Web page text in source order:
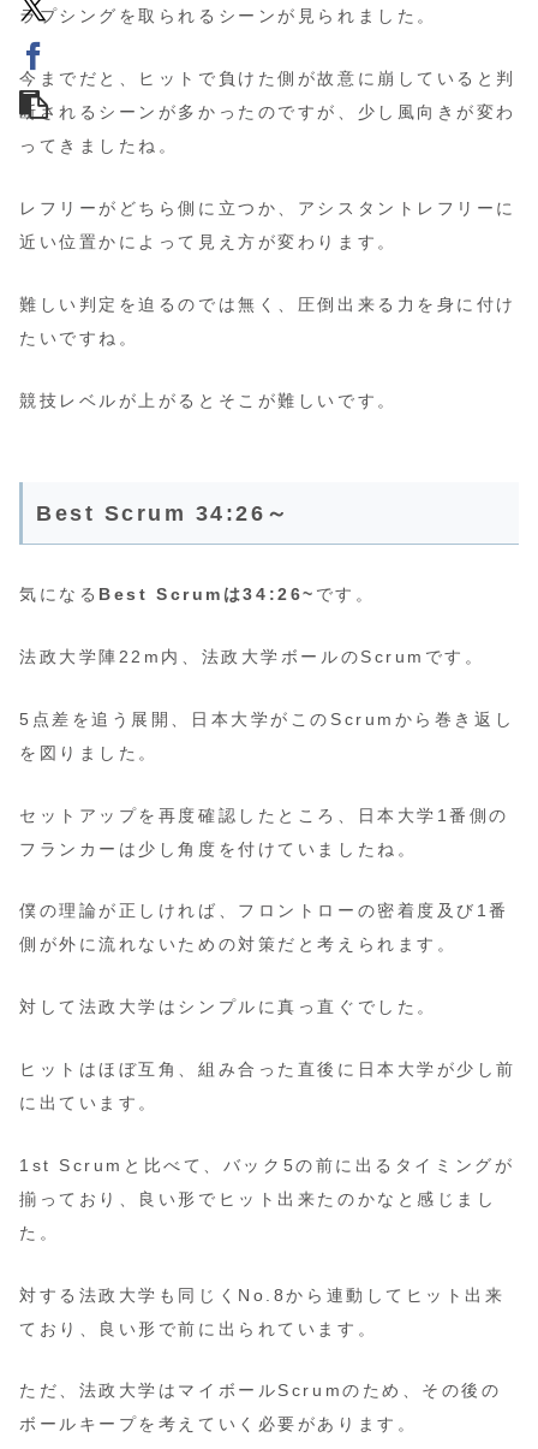
ラプシングを取られるシーンが見られました。
今までだと、ヒットで負けた側が故意に崩していると判
断されるシーンが多かったのですが、少し風向きが変わ
ってきましたね。
レフリーがどちら側に立つか、アシスタントレフリーに
近い位置かによって見え方が変わります。
難しい判定を迫るのでは無く、圧倒出来る力を身に付け
たいですね。
競技レベルが上がるとそこが難しいです。
Best Scrum 34:26～
気になる Best Scrumは34:26~ です。
法政大学陣22m内、法政大学ボールのScrumです。
5点差を追う展開、日本大学がこのScrumから巻き返し
を図りました。
セットアップを再度確認したところ、日本大学1番側の
フランカーは少し角度を付けていましたね。
僕の理論が正しければ、フロントローの密着度及び1番
側が外に流れないための対策だと考えられます。
対して法政大学はシンプルに真っ直ぐでした。
ヒットはほぼ互角、組み合った直後に日本大学が少し前
に出ています。
1st Scrumと比べて、バック5の前に出るタイミングが
揃っており、良い形でヒット出来たのかなと感じまし
た。
対する法政大学も同じくNo.8から連動してヒット出来
ており、良い形で前に出られています。
ただ、法政大学はマイボールScrumのため、その後の
ボールキープを考えていく必要があります。